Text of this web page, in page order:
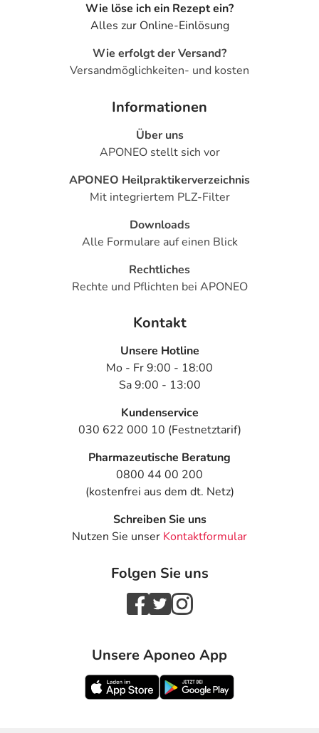
Wie löse ich ein Rezept ein?
Alles zur Online-Einlösung
Wie erfolgt der Versand?
Versandmöglichkeiten- und kosten
Informationen
Über uns
APONEO stellt sich vor
APONEO Heilpraktikerverzeichnis
Mit integriertem PLZ-Filter
Downloads
Alle Formulare auf einen Blick
Rechtliches
Rechte und Pflichten bei APONEO
Kontakt
Unsere Hotline
Mo - Fr 9:00 - 18:00
Sa 9:00 - 13:00
Kundenservice
030 622 000 10 (Festnetztarif)
Pharmazeutische Beratung
0800 44 00 200
(kostenfrei aus dem dt. Netz)
Schreiben Sie uns
Nutzen Sie unser Kontaktformular
Folgen Sie uns
Unsere Aponeo App